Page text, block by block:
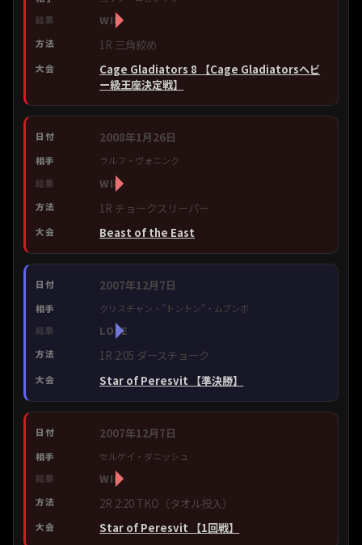
WIN
1R 三角絞め
Cage Gladiators 8 【Cage Gladiatorsヘビ
ー級王座決定戦】
2008年1月26日
ラルフ・ヴォニンク
WIN
1R チョークスリーパー
Beast of the East
2007年12月7日
クリスチャン・”トントン”・ムプンボ
LOSE
1R 2:05 ダースチョーク
Star of Peresvit 【準決勝】
2007年12月7日
セルゲイ・ダニッシュ
WIN
2R 2:20 TKO（タオル投入）
Star of Peresvit 【1回戦】